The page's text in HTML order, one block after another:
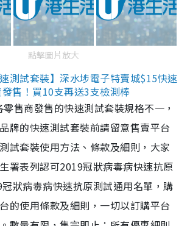
點擊圖片放大
測試套裝】深水埗電子特賣城$15快速
售！買10支再送3支檢測棒
售商發售的快速測試套裝規格不一，
牌的快速測試套裝前請留意售賣平台
試套裝使用方法、條款及細則，大家
署表列認可2019冠狀病毒病快速抗原
狀病毒病快速抗原測試通用名單，購
的使用條款及細則，一切以訂購平台